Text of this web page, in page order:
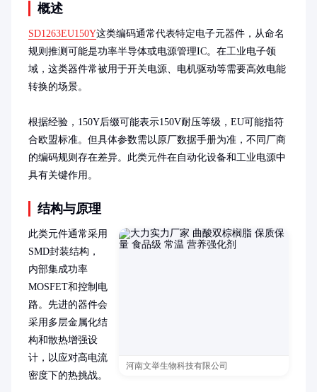
概述
SD1263EU150Y这类编码通常代表特定电子元器件，从命名
规则推测可能是功率半导体或电源管理IC。在工业电子领
域，这类器件常被用于开关电源、电机驱动等需要高效电能
转换的场景。
根据经验，150Y后缀可能表示150V耐压等级，EU可能指符
合欧盟标准。但具体参数需以原厂数据手册为准，不同厂商
的编码规则存在差异。此类元件在自动化设备和工业电源中
具有关键作用。
结构与原理
河南文举生物科技有限公司
此类元件通常采用
SMD封装结构，
内部集成功率
MOSFET和控制电
路。先进的器件会
采用多层金属化结
构和散热增强设
计，以应对高电流
密度下的热挑战。